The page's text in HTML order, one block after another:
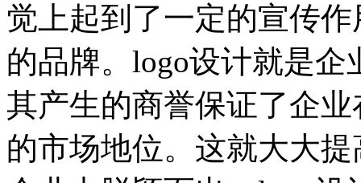
觉上起到了一定的宣传
的品牌。logo设计就是
其产生的商誉保证了企
的市场地位。这就大大